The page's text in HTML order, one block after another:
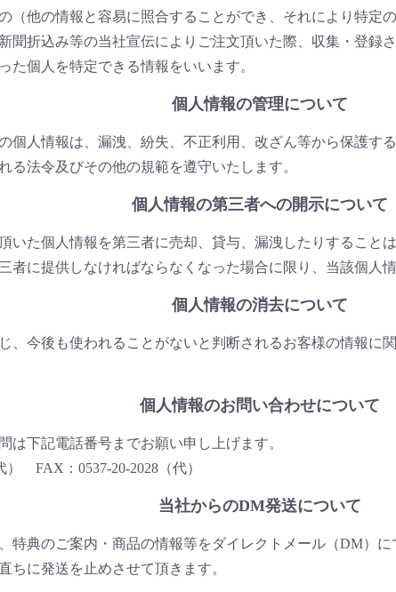
（他の情報と容易に照合することができ、それにより特定
聞折込み等の当社宣伝によりご注文頂いた際、収集・登録
た個人を特定できる情報をいいます。
個人情報の管理について
個人情報は、漏洩、紛失、不正利用、改ざん等から保護す
る法令及びその他の規範を遵守いたします。
個人情報の第三者への開示について
いた個人情報を第三者に売却、貸与、漏洩したりすること
者に提供しなければならなくなった場合に限り、当該個人
個人情報の消去について
、今後も使われることがないと判断されるお客様の情報に
個人情報のお問い合わせについて
は下記電話番号までお願い申し上げます。
） FAX：0537-20-2028（代）
当社からのDM発送について
特典のご案内・商品の情報等をダイレクトメール（DM）
ちに発送を止めさせて頂きます。